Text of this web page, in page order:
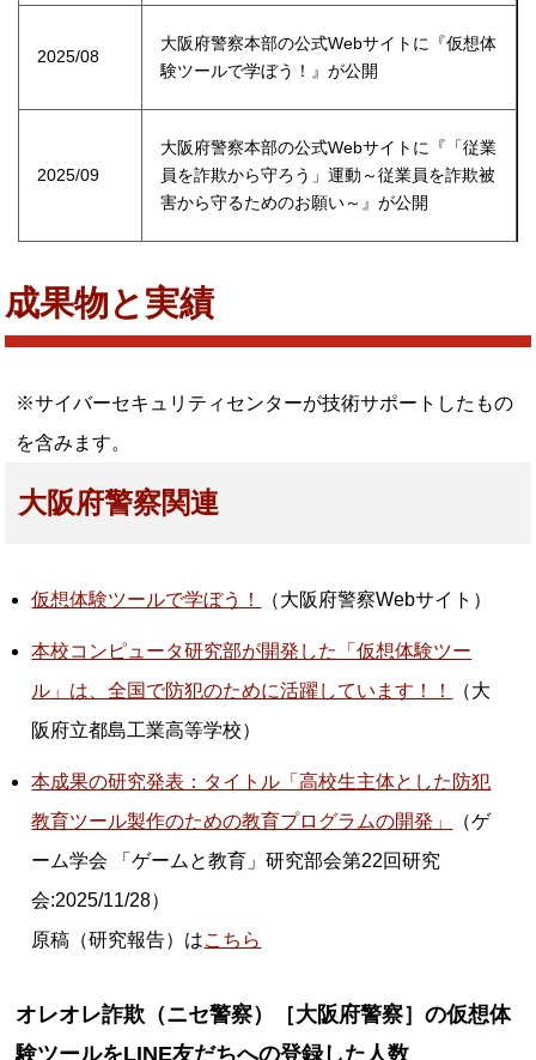
2025/08
大阪府警察本部の公式Webサイトに『仮想体
験ツールで学ぼう！』が公開
2025/09
大阪府警察本部の公式Webサイトに『「従業
員を詐欺から守ろう」運動～従業員を詐欺被
害から守るためのお願い～』が公開
成果物と実績
※サイバーセキュリティセンターが技術サポートしたもの
を含みます。
大阪府警察関連
仮想体験ツールで学ぼう！ （大阪府警察Webサイト）
本校コンピュータ研究部が開発した「仮想体験ツー
ル」は、全国で防犯のために活躍しています！！
（大
阪府立都島工業高等学校）
本成果の研究発表：タイトル「高校生主体とした防犯
教育ツール製作のための教育プログラムの開発」
（ゲ
ーム学会 「ゲームと教育」研究部会第22回研究
会:2025/11/28）
原稿（研究報告）はこちら
オレオレ詐欺（ニセ警察）［大阪府警察］の仮想体
験ツールをLINE友だちへの登録した人数